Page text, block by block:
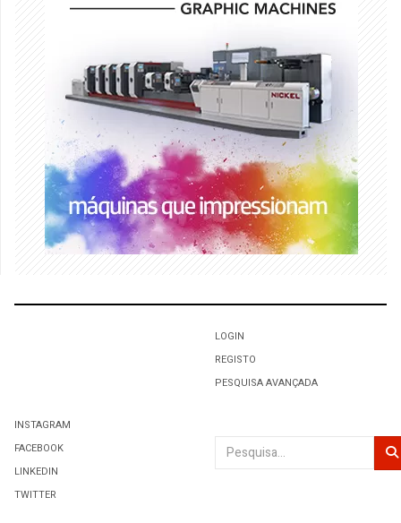
LOGIN
REGISTO
PESQUISA AVANÇADA
INSTAGRAM
FACEBOOK
LINKEDIN
TWITTER
Pesquisar